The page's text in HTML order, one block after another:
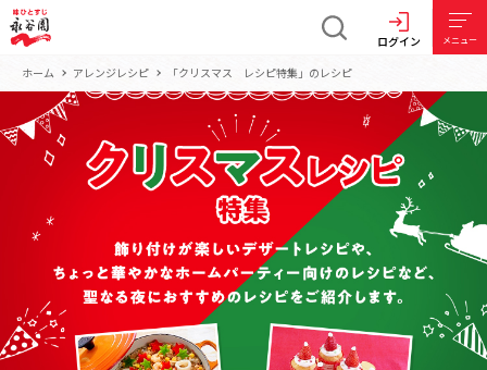
ログイン メニュー
ホーム アレンジレシピ 「クリスマス レシピ特集」のレシピ